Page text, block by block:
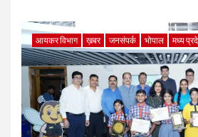
आयकर विभाग ख़बर जनसंपर्क भोपाल मध्य